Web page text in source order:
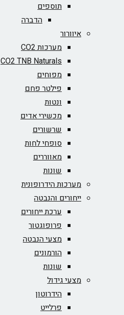
תוספים
הדברה
איוורור
מערכות CO2
CO2 TNB Naturals
מפוחים
פילטר פחם
ונטות
מכשירי אדים
שרשורים
סופחי לחות
מאווררים
שונות
מערכות הידרופונית
ייחורים והנבטה
ערכת ייחורים
פרופוגטור
מצעי הנבטה
הורמונים
שונות
מצעי גידול
הידרוטון
פרלייט